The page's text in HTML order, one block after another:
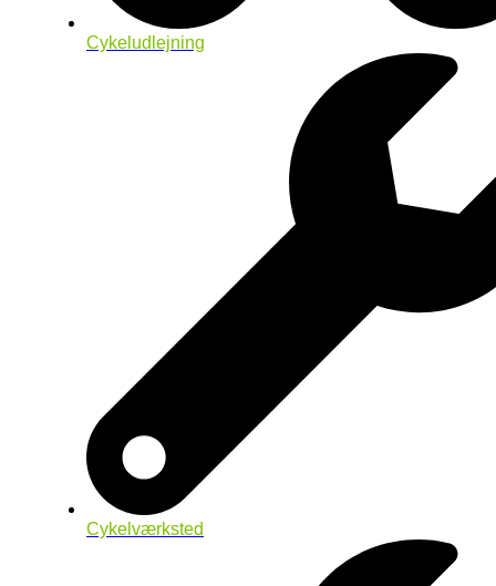
Cykeludlejning
Cykelværksted